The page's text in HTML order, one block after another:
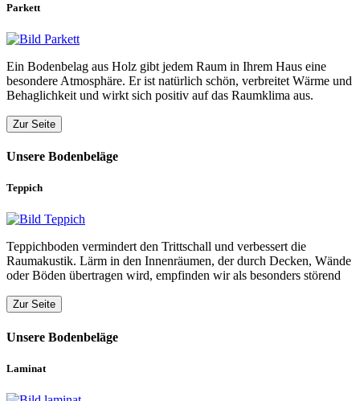
Parkett
Ein Bodenbelag aus Holz gibt jedem Raum in Ihrem Haus eine
besondere Atmosphäre. Er ist natürlich schön, verbreitet Wärme und
Behaglichkeit und wirkt sich positiv auf das Raumklima aus.
Zur Seite
Unsere Bodenbeläge
Teppich
Teppichboden vermindert den Trittschall und verbessert die
Raumakustik. Lärm in den Innenräumen, der durch Decken, Wände
oder Böden übertragen wird, empfinden wir als besonders störend
Zur Seite
Unsere Bodenbeläge
Laminat